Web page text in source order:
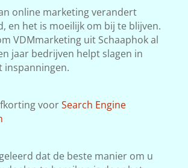
online marketing verandert
en het is moeilijk om bij te blijven.
VDMmarketing uit Schaaphok al
jaar bedrijven helpt slagen in
inspanningen.
voorSearch Engine
dat de beste manier om u